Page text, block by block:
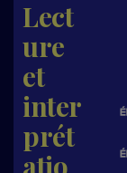
Lect
ure
et
inter
prét
atio